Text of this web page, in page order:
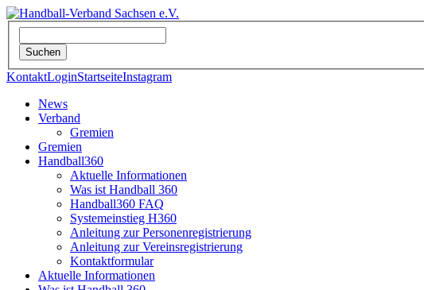
KontaktLoginStartseiteInstagram
News
Verband
Gremien
Gremien
Handball360
Aktuelle Informationen
Was ist Handball 360
Handball360 FAQ
Systemeinstieg H360
Anleitung zur Personenregistrierung
Anleitung zur Vereinsregistrierung
Kontaktformular
Aktuelle Informationen